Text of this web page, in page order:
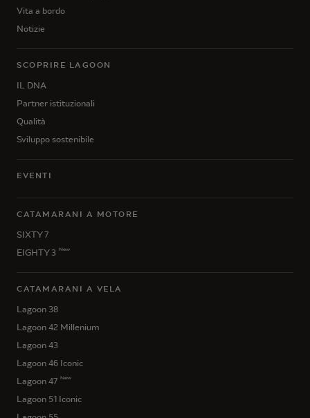
Vita a bordo
Notizie
SCOPRIRE LAGOON
IL DNA
Partner istituzionali
Qualità
Sviluppo sostenibile
EVENTI
CATAMARANI A MOTORE
SIXTY 7
EIGHTY 3 New
CATAMARANI A VELA
Lagoon 38
Lagoon 42 Millenium
Lagoon 43
Lagoon 46 Iconic
Lagoon 47 New
Lagoon 51 Iconic